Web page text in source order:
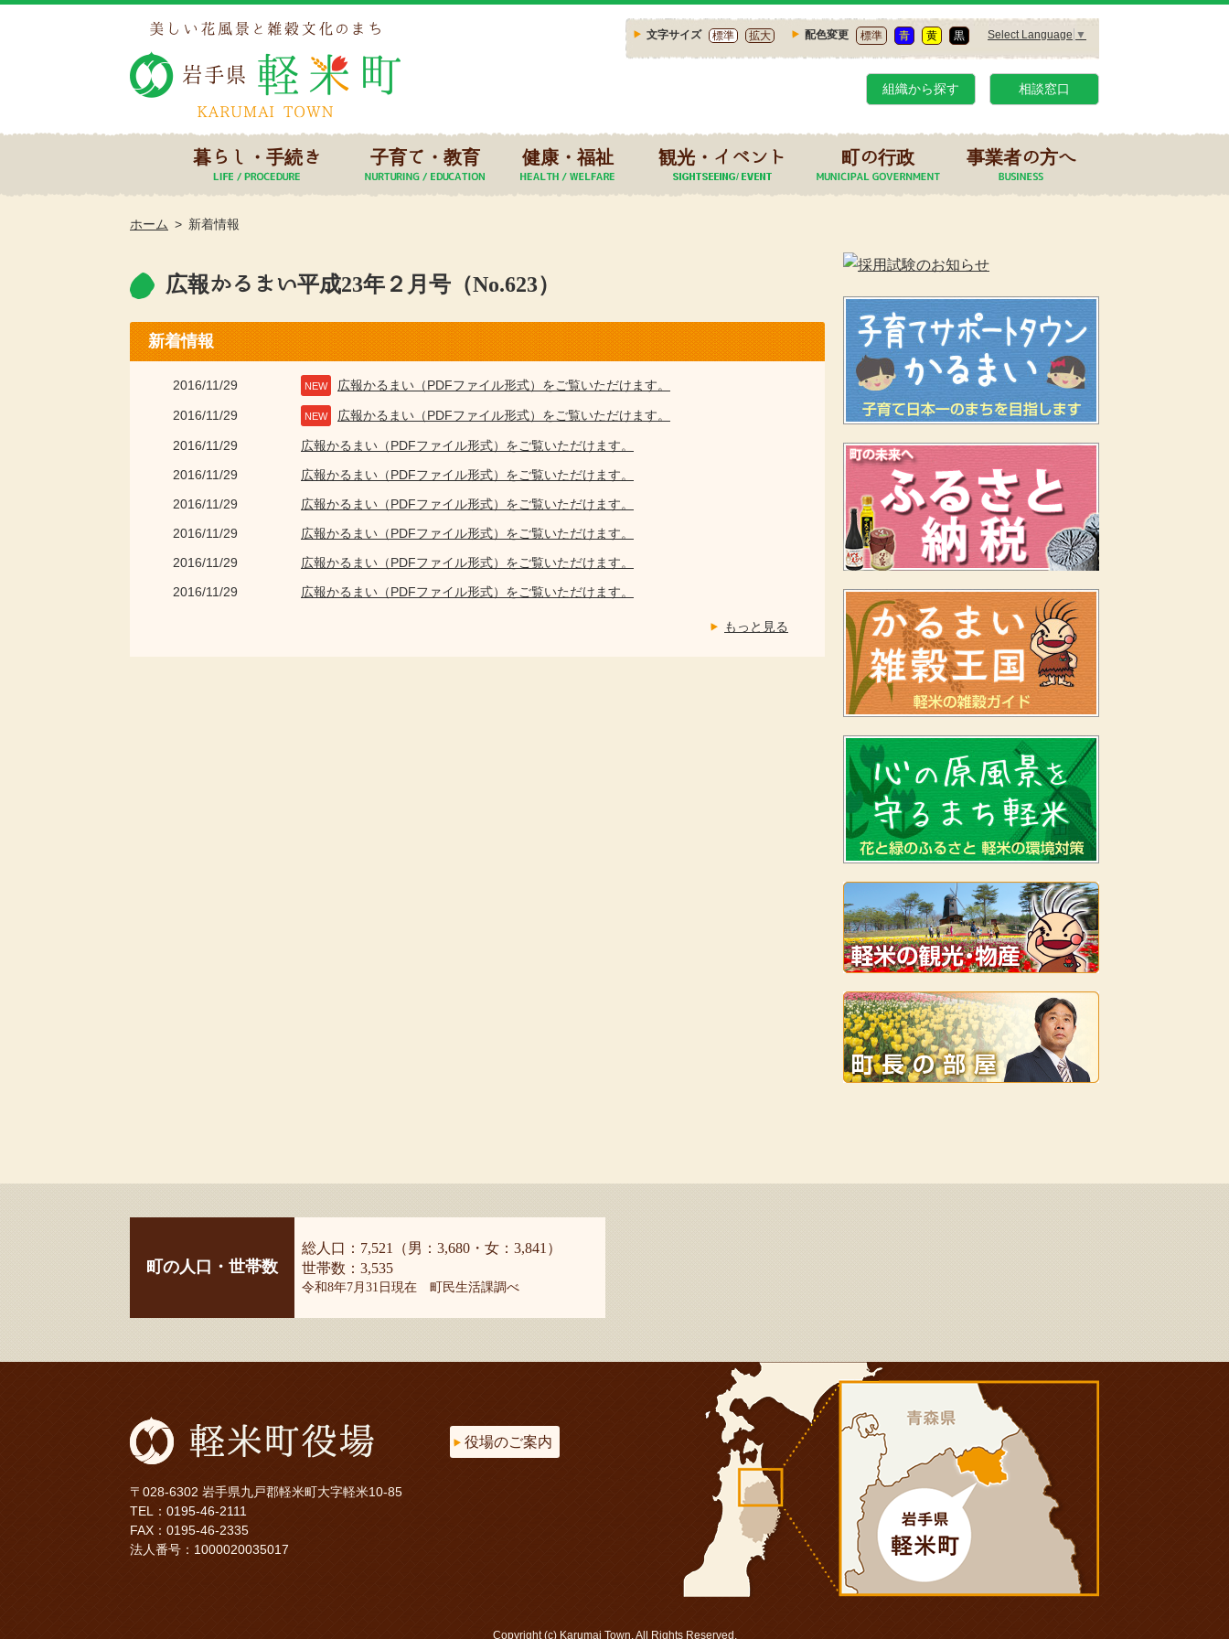
文字サイズ 標準 拡大 配色変更 標準 青 黄 黒 Select Language ▼
組織から探す 相談窓口
暮らし・手続き 子育て・教育 健康・福祉 観光・イベント 町の行政 事業者の方へ
ホーム 新着情報
広報かるまい平成23年２月号（No.623）
新着情報
2016/11/29 NEW 広報かるまい（PDFファイル形式）をご覧いただけます。
2016/11/29 NEW 広報かるまい（PDFファイル形式）をご覧いただけます。
2016/11/29
広報かるまい（PDFファイル形式）をご覧いただけます。
2016/11/29
広報かるまい（PDFファイル形式）をご覧いただけます。
2016/11/29
広報かるまい（PDFファイル形式）をご覧いただけます。
2016/11/29
広報かるまい（PDFファイル形式）をご覧いただけます。
2016/11/29
広報かるまい（PDFファイル形式）をご覧いただけます。
2016/11/29
広報かるまい（PDFファイル形式）をご覧いただけます。
もっと見る
町の人口・世帯数
総人口：7,521（男：3,680・女：3,841）
世帯数：3,535
令和8年7月31日現在 町民生活課調べ
〒028-6302 岩手県九戸郡軽米町大字軽米10-85
TEL： 0195-46-2111
FAX：0195-46-2335
法人番号：1000020035017
役場のご案内
Copyright (c) Karumai Town. All Rights Reserved.